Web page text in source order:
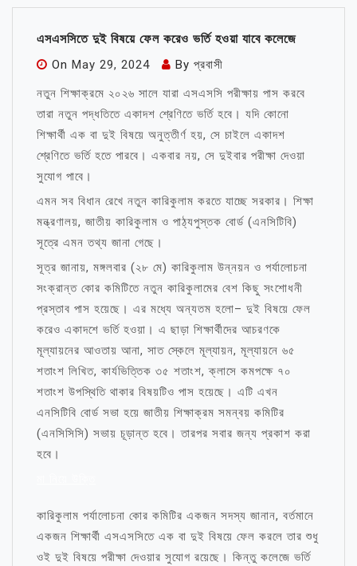
এসএসসিতে দুই বিষয়ে ফেল করেও ভর্তি হওয়া যাবে কলেজে
On May 29, 2024 By প্রবাসী
নতুন শিক্ষাক্রমে ২০২৬ সালে যারা এসএসসি পরীক্ষায় পাস করবে
তারা নতুন পদ্ধতিতে একাদশ শ্রেণিতে ভর্তি হবে। যদি কোনো
শিক্ষার্থী এক বা দুই বিষয়ে অনুত্তীর্ণ হয়, সে চাইলে একাদশ
শ্রেণিতে ভর্তি হতে পারবে। একবার নয়, সে দুইবার পরীক্ষা দেওয়া
সুযোগ পাবে।
এমন সব বিধান রেখে নতুন কারিকুলাম করতে যাচ্ছে সরকার। শিক্ষা
মন্ত্রণালয়, জাতীয় কারিকুলাম ও পাঠ্যপুস্তক বোর্ড (এনসিটিবি)
সূত্রে এমন তথ্য জানা গেছে।
সূত্র জানায়, মঙ্গলবার (২৮ মে) কারিকুলাম উন্নয়ন ও পর্যালোচনা
সংক্রান্ত কোর কমিটিতে নতুন কারিকুলামের বেশ কিছু সংশোধনী
প্রস্তাব পাস হয়েছে। এর মধ্যে অন্যতম হলো– দুই বিষয়ে ফেল
করেও একাদশে ভর্তি হওয়া। এ ছাড়া শিক্ষার্থীদের আচরণকে
মূল্যায়নের আওতায় আনা, সাত স্কেলে মূল্যায়ন, মূল্যায়নে ৬৫
শতাংশ লিখিত, কার্যভিত্তিক ৩৫ শতাংশ, ক্লাসে কমপক্ষে ৭০
শতাংশ উপস্থিতি থাকার বিষয়টিও পাস হয়েছে। এটি এখন
এনসিটিবি বোর্ড সভা হয়ে জাতীয় শিক্ষাক্রম সমন্বয় কমিটির
(এনসিসিসি) সভায় চূড়ান্ত হবে। তারপর সবার জন্য প্রকাশ করা
হবে।
কারিকুলাম পর্যালোচনা কোর কমিটির একজন সদস্য জানান, বর্তমানে
একজন শিক্ষার্থী এসএসসিতে এক বা দুই বিষয়ে ফেল করলে তার শুধু
ওই দুই বিষয়ে পরীক্ষা দেওয়ার সুযোগ রয়েছে। কিন্তু কলেজে ভর্তি